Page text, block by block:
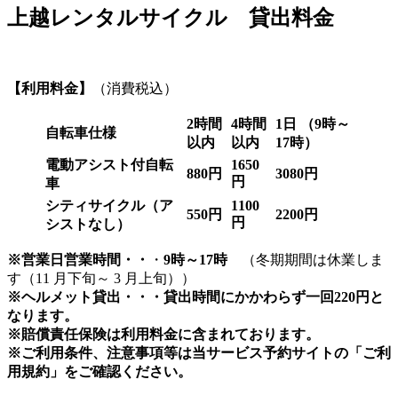
上越レンタルサイクル 貸出料金
【利用料金】 （消費税込）
自転車仕様
2時間
以内
4時間
以内
1 日
（9時～
17時）
電動アシスト付自転
車
880円
1650
円
3080円
シティサイクル（ア
シストなし）
550円
1100
円
2200円
※営業日営業時間・・ ・ 9時～17時（冬期期間は休業しま
す（11 月下旬～ 3 月上旬））
※ヘルメット貸出・・・貸出時間にかかわらず一回220円と
なります。
※賠償責任保険は利用料金に含まれております。
※ご利用条件、注意事項等は当サービス予約サイトの「ご利
用規約」をご確認ください。